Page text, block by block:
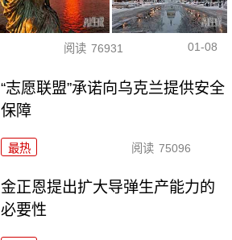
阅读 76931 01-08
“志愿联盟”承诺向乌克兰提供安全
保障
最热 阅读 75096
金正恩提出扩大导弹生产能力的
必要性